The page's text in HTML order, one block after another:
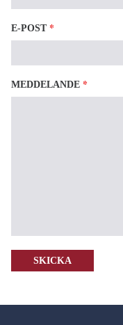
E-POST *
MEDDELANDE *